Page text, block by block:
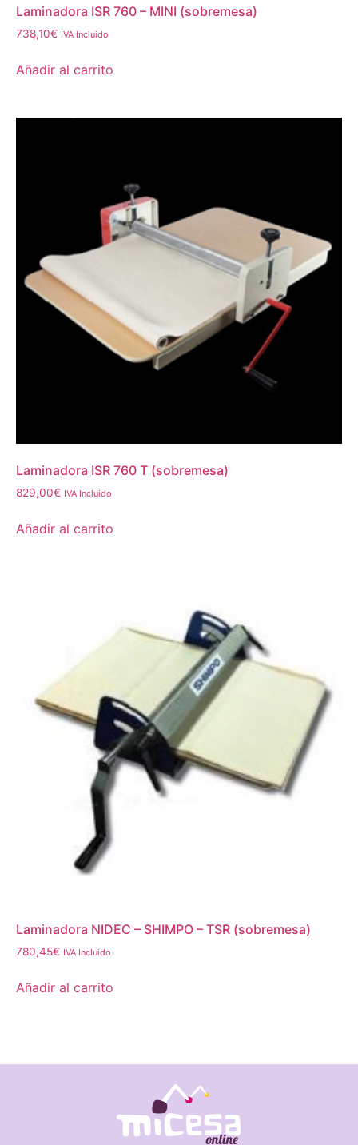
Laminadora ISR 760 – MINI (sobremesa)
738,10€ IVA Incluido
Añadir al carrito
Laminadora ISR 760 T (sobremesa)
829,00€ IVA Incluido
Añadir al carrito
Laminadora NIDEC – SHIMPO – TSR (sobremesa)
780,45€ IVA Incluido
Añadir al carrito